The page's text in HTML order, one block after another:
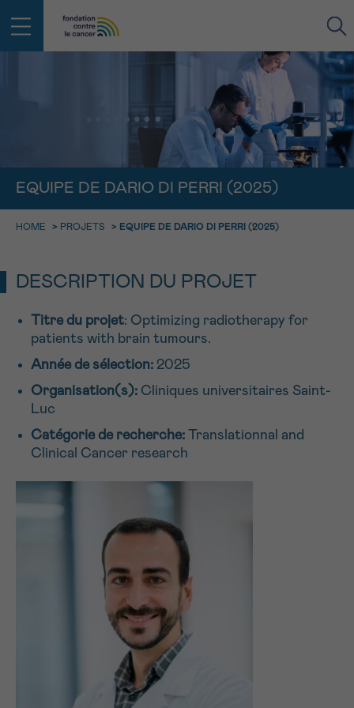
EQUIPE DE DARIO DI PERRI (2025)
HOME > PROJETS > EQUIPE DE DARIO DI PERRI (2025)
DESCRIPTION DU PROJET
Titre du projet: Optimizing radiotherapy for
patients with brain tumours.
Année de sélection: 2025
Organisation(s): Cliniques universitaires Saint-
Luc
Catégorie de recherche: Translationnal and
Clinical Cancer research
NOM
PRÉNOM
FACE AU CANCER VOUS N’ÊTES
PAS SEUL
questions sur le cancer
Via le formulaire de contact
aucun diagnostic
RETOUR
NOM
PRÉNOM
Je souhaite recevoir la Newsletter
9h-11h
11h-13h
13h-16h
Suivant